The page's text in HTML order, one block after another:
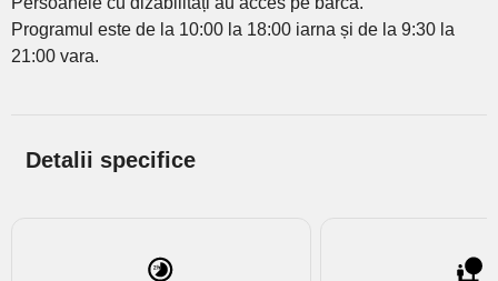
Programul este de la 10:00 la 18:00 iarna și de la 9:30 la
21:00 vara.
Detalii specifice